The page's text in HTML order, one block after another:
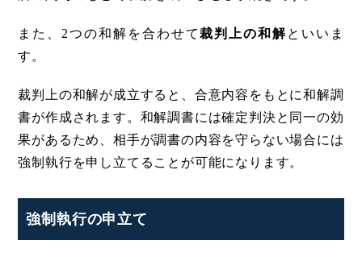
また、2つの和解を合わせて裁判上の和解といいま
す。
裁判上の和解が成立すると、合意内容をもとに和解調
書が作成されます。和解調書には確定判決と同一の効
果があるため、相手が調書の内容を守らない場合には
強制執行を申し立てることが可能になります。
強制執行の申立て